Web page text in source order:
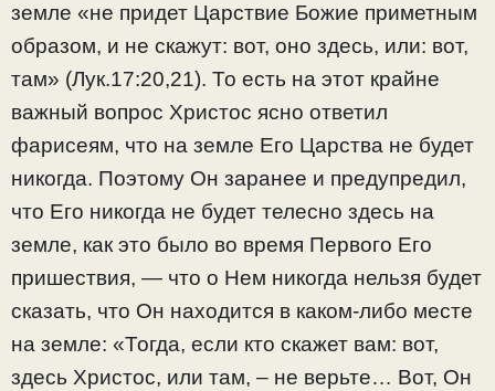
земле «не придет Царствие Божие приметным
образом, и не скажут: вот, оно здесь, или: вот,
там» (Лук.17:20,21). То есть на этот крайне
важный вопрос Христос ясно ответил
фарисеям, что на земле Его Царства не будет
никогда. Поэтому Он заранее и предупредил,
что Его никогда не будет телесно здесь на
земле, как это было во время Первого Его
пришествия, — что о Нем никогда нельзя будет
сказать, что Он находится в каком-либо месте
на земле: «Тогда, если кто скажет вам: вот,
здесь Христос, или там, – не верьте… Вот, Он